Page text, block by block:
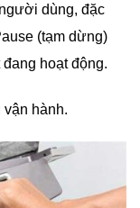
dùng, đặc
(tạm dừng)
hoạt động.
vận hành.